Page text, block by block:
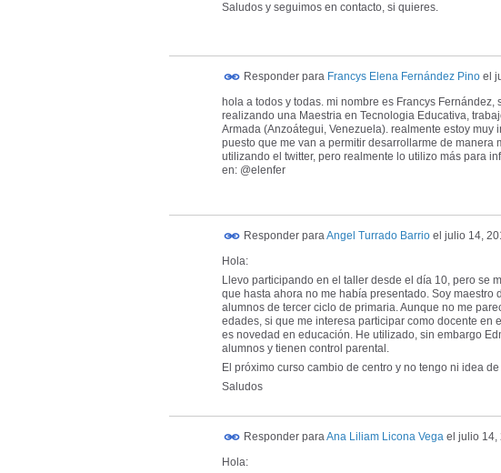
Saludos y seguimos en contacto, si quieres.
Responder para Francys Elena Fernández Pino el
hola a todos y todas. mi nombre es Francys
realizando una Maestria en Tecnologia Educativa,
Armada (Anzoátegui, Venezuela). realmente estoy
puesto que me van a permitir desarrollarme de manera
utilizando el twitter, pero realmente lo utilizo más para
en: @elenfer
Responder para Angel Turrado Barrio el julio 14,
Hola:
Llevo participando en el taller desde el día 10, pero se
que hasta ahora no me había presentado. Soy
alumnos de tercer ciclo de primaria. Aunque no me
edades, si que me interesa participar como docente en
es novedad en educación. He utilizado, sin embargo
alumnos y tienen control parental.
El próximo curso cambio de centro y no tengo ni idea
Saludos
Responder para Ana Liliam Licona Vega el julio 14,
Hola: